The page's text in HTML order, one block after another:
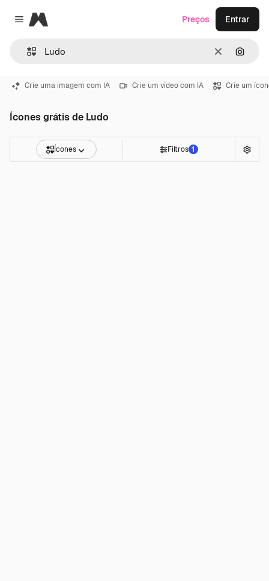
Close menu
Magnific
Limpar
Preços Entrar
Crie uma imagem com IA Crie um vídeo com IA Crie um
Ícones grátis de Ludo
Ícones Filtros 1